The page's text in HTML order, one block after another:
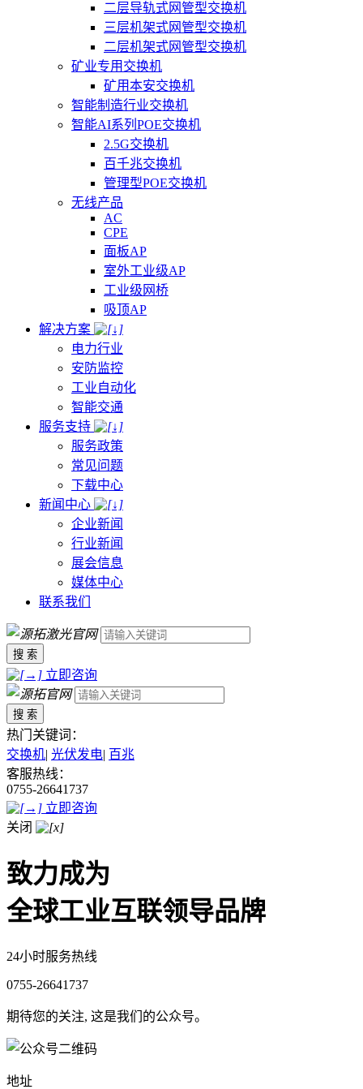
二层导轨式网管型交换机
三层机架式网管型交换机
二层机架式网管型交换机
矿业专用交换机
矿用本安交换机
智能制造行业交换机
智能AI系列POE交换机
2.5G交换机
百千兆交换机
管理型POE交换机
无线产品
AC
CPE
面板AP
室外工业级AP
工业级网桥
吸顶AP
解决方案
电力行业
安防监控
工业自动化
智能交通
服务支持
服务政策
常见问题
下载中心
新闻中心
企业新闻
行业新闻
展会信息
媒体中心
联系我们
搜 索
立即咨询
搜 索
热门关键词：
交换机| 光伏发电| 百兆
客服热线：
0755-26641737
立即咨询
关闭
致力成为
全球工业互联领导品牌
24小时服务热线
0755-26641737
期待您的关注, 这是我们的公众号。
地址